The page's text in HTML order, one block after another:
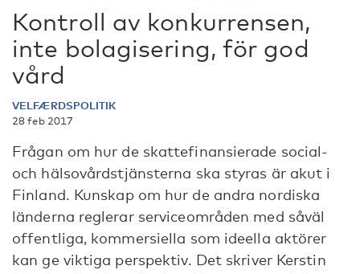
Kontroll av konkurrensen,
inte bolagisering, för god
vård
VELFÆRDSPOLITIK
28 feb 2017
Frågan om hur de skattefinansierade social-
och hälsovårdstjänsterna ska styras är akut i
Finland. Kunskap om hur de andra nordiska
länderna reglerar serviceområden med såväl
offentliga, kommersiella som ideella aktörer
kan ge viktiga perspektiv. Det skriver Kerstin